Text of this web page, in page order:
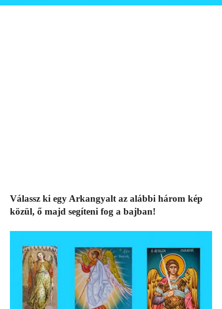
Válassz ki egy Arkangyalt az alábbi három kép
közül, ő majd segíteni fog a bajban!